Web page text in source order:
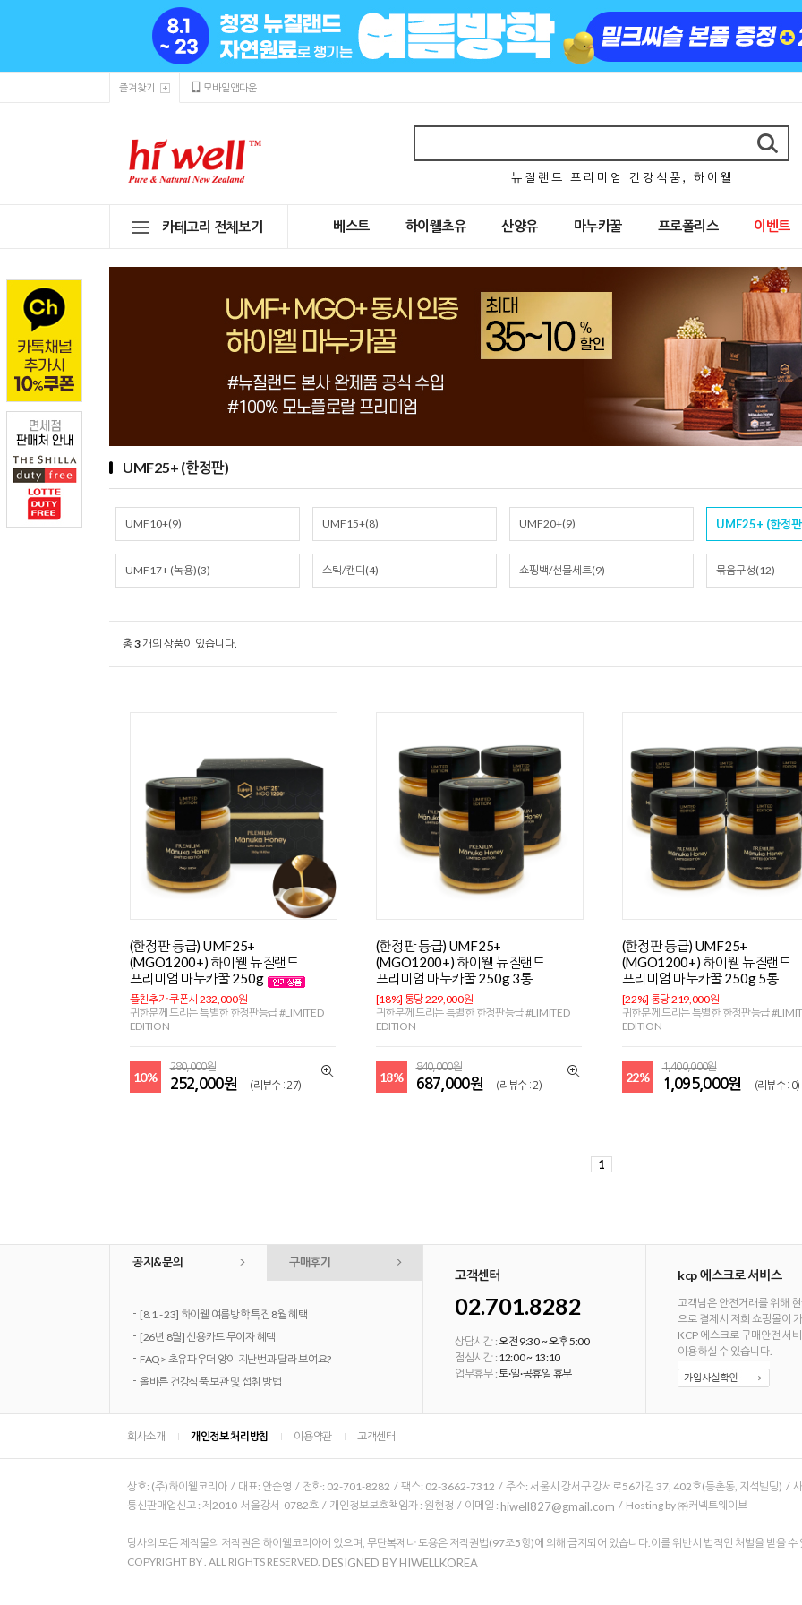
즐겨찾기 모바일앱다운
뉴 질 랜 드 프 리 미 엄 건 강 식 품 , 하 이 웰
카테고리 전체보기 베스트 하이웰초유 산양유 마누카꿀 프로폴리스 이벤트
UMF25+ (한정판)
UMF10+(9) UMF15+(8) UMF20+(9) UMF25+ (한정
UMF17+ (녹용)(3) 스틱/캔디(4) 쇼핑백/선물세트(9) 묶음구성(12)
총3 개의 상품이 있습니다.
(한정판 등급) UMF25+
(MGO1200+) 하이웰 뉴질랜드
프리미엄 마누카꿀 250g
플친추가 쿠폰시 232,000원
귀한분께 드리는 특별한 한정판등급 #LIMITED
EDITION
10%
280,000원
252,000원 (리뷰수 : 27)
(한정판 등급) UMF25+
(MGO1200+) 하이웰 뉴질랜드
프리미엄 마누카꿀 250g 3통
[18%] 통당 229,000원
귀한분께 드리는 특별한 한정판등급 #LIMITED
EDITION
18%
840,000원
687,000원 (리뷰수 : 2)
(한정판 등급) UMF25+
(MGO1200+) 하이웰 뉴질랜드
프리미엄 마누카꿀 250g 5통
[22%] 통당 219,000원
귀한분께 드리는 특별한 한정판등급
EDITION
22%
1,400,000원
1,095,000원 (리뷰수 : 0)
1
공지&문의 구매후기
- [8.1 - 23] 하이웰 여름방학 특집 8월 혜택
- [26년 8월] 신용카드 무이자 혜택
- FAQ> 초유파우더 양이 지난번과 달라 보여요?
- 올바른 건강식품 보관 및 섭취 방법
고객센터
02.701.8282
상담시간 :오전 9:30 ~ 오후 5:00
점심시간 : 12:00 ~ 13:10
업무휴무 :토·일·공휴일 휴무
kcp 에스크로 서비스
고객님은 안전거래를 위해
으로 결제시 저희 쇼핑몰이
KCP 에스크로 구매안전 서
이용하실 수 있습니다.
회사소개 개인정보 처리방침 이용약관 고객센터
상호: (주)하이웰코리아 / 대표: 안순영 / 전화: 02-701-8282 / 팩스: 02-3662-7312 / 주소: 서울시 강서구 강서로56가길 37, 402호(등촌동, 지석빌딩) /
통신판매업신고 : 제2010-서울강서-0782호 / 개인정보보호책임자 : 원현정 / 이메일 : hiwell827@gmail.com / Hosting by ㈜커넥트웨이브
당사의 모든 제작물의 저작권은 하이웰코리아에 있으며, 무단복제나 도용은 저작권법(97조5항)에 의해 금지되어 있습니다.이를 위반시 법적인 처벌을 받을 수
COPYRIGHT BY. ALL RIGHTS RESERVED. DESIGNED BY HIWELLKOREA